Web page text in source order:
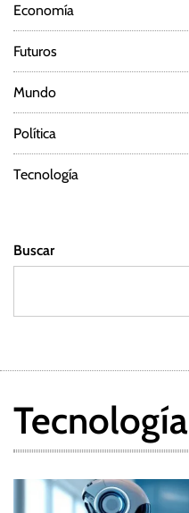
Economía
Futuros
Mundo
Política
Tecnología
Buscar
Tecnología